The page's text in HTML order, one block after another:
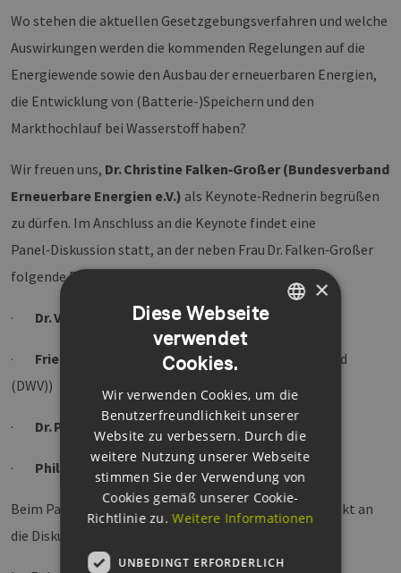
Wo stehen die aktuellen Gesetzgebungsverfahren und welche
Auswirkungen werden die kommenden Regelungen auf die
Energiewende sowie den Ausbau der erneuerbaren Energien,
die Entwicklung von (Batterie-)Speichern und den
Markthochlauf bei Wasserstoff haben?
Wir freuen uns, Dr. Christine Falken‑Großer (Bundesverband
Erneuerbare Energien e.V.) als Keynote‑Rednerin begrüßen
zu dürfen. Im Anschluss an die Keynote findet eine
Panel‑Diskussion statt, an der neben Frau Dr. Falken‑Großer
folgende Expert:innen teilnehmen:
· Dr. Verena Faber(Hamburger Energiewerke)
· Friederike Lassen
(Deutscher Wasserstoff Verband
(DWV))
· Dr. Peter Wolffram (Hamburger Energienetze)
· Philipp Degenhardt (Vattenfall)
Beim Panel haben Sie die Möglichkeit, Ihre Fragen direkt an
die Diskussionsteilnehmer:innen zu richten.
GERMAN
×
Diese Webseite
verwendet
Cookies.
Wir verwenden Cookies, um die
Benutzerfreundlichkeit unserer
Website zu verbessern. Durch die
weitere Nutzung unserer Webseite
stimmen Sie der Verwendung von
Cookies gemäß unserer Cookie-
Richtlinie zu. Weitere Informationen
UNBEDINGT ERFORDERLICH